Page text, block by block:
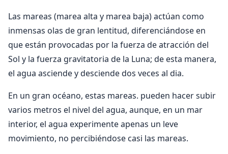
Las mareas (marea alta y marea baja) actúan como
inmensas olas de gran lentitud, diferenciándose en
que están provocadas por la fuerza de atracción del
Sol y la fuerza gravitatoria de la Luna; de esta manera,
el agua asciende y desciende dos veces al dia.
En un gran océano, estas mareas. pueden hacer subir
varios metros el nivel del agua, aunque, en un mar
interior, el agua experimente apenas un leve
movimiento, no percibiéndose casi las mareas.